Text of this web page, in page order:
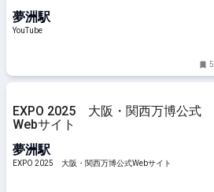
ク ダンスver～
夢洲駅
YouTube
5
EXPO 2025 大阪・関西万博公式
Webサイト
夢洲駅
EXPO 2025 大阪・関西万博公式Webサイト